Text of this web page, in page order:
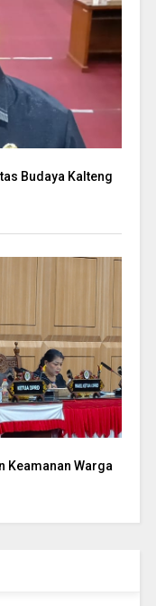
Budaya Kalteng
Keamanan Warga